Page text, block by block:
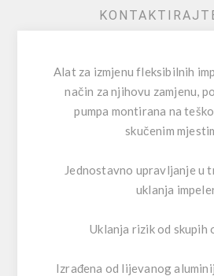
Alat za izmjenu fleksibilnih
način za njihovu zamjenu,
pumpa montirana na
skučenim
Jednostavno upravljanje u
uklanja
Uklanja rizik od skupih
Izrađena od lijevanog